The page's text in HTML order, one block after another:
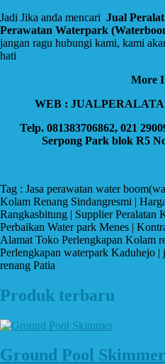
Jadi Jika anda mencari Jual
Perawatan Waterpark
jangan ragu hubungi kami, kami
hati
More
WEB :
Telp. 081383706862, 021
Serpong Park blok R5
Tag : Jasa perawatan water
Kolam Renang Sindangresmi |
Rangkasbitung | Supplier Peralatan
Perbaikan Water park Menes |
Alamat Toko Perlengkapan Kolam
Perlengkapan waterpark Kaduhejo
renang Patia
Produk terbaru
Ground Pool Skimmer